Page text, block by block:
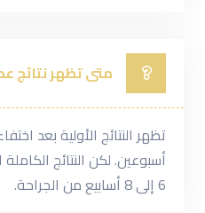
متى تظهر نتائج
تظهر النتائج الأولية بعد
أسبوعين. لكن النتائج
6 إلى 8 أسابيع من الجراحة.